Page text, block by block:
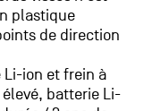
plastique
de direction
Li-ion et frein à
batterie Li-